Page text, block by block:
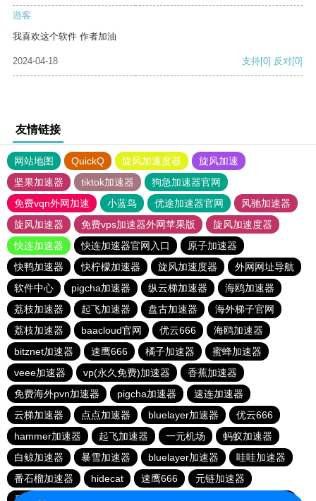
游客
我喜欢这个软件 作者加油
2024-04-18 支持[0] 反对[0]
友情链接
网站地图 QuickQ 旋风加速度器
旋风加速
坚果加速器
tiktok加速器
狗急加速器官网
免费vqn外网加速
小蓝鸟 优途加速器官网
风驰加速器
旋风加速器
免费vps加速器外网苹果版
旋风加速度器
快连加速器
快连加速器官网入口
原子加速器
快鸭加速器
快柠檬加速器 旋风加速度器
外网网址导航
软件中心
pigcha加速器 纵云梯加速器
海鸥加速器
荔枝加速器
起飞加速器 盘古加速器
海外梯子官网
荔枝加速器
baacloud官网 优云666
海鸥加速器
bitznet加速器
速鹰666 橘子加速器
蜜蜂加速器
veee加速器
vp(永久免费)加速器
香蕉加速器
免费海外pvn加速器
pigcha加速器
速连加速器
云梯加速器
点点加速器 bluelayer加速器
优云666
hammer加速器
起飞加速器 一元机场
蚂蚁加速器
白鲸加速器
暴雪加速器 bluelayer加速器
哇哇加速器
番石榴加速器
hidecat 速鹰666
元链加速器